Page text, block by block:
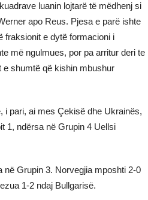
luanin lojtarë të mëdhenj si
apo Reus. Pjesa e parë ishte
fraksionit e dytë formacioni i
më ngulmues, por pa arritur deri te
e shumtë që kishin mbushur
i pari, ai mes Çekisë dhe Ukrainës,
1, ndërsa në Grupin 4 Uellsi
në Grupin 3. Norvegjia mposhti 2-0
1-2 ndaj Bullgarisë.